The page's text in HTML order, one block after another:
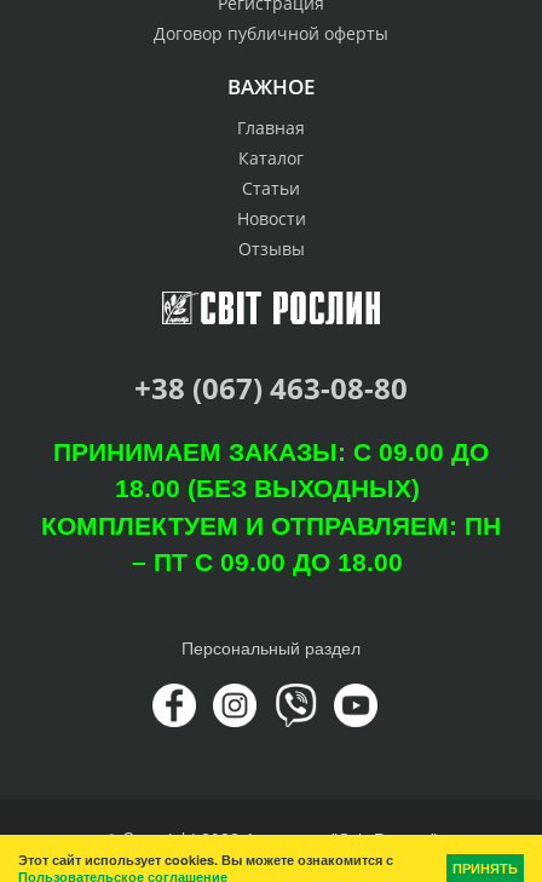
Договор публичной оферты
ВАЖНОЕ
Главная
Каталог
Статьи
Новости
Отзывы
+38 (067) 463-08-80
ПРИНИМАЕМ ЗАКАЗЫ: С 09.00 ДО
18.00 (БЕЗ ВЫХОДНЫХ)
КОМПЛЕКТУЕМ И ОТПРАВЛЯЕМ: ПН
– ПТ С 09.00 ДО 18.00
Персональный раздел
© Copyright 2022 Агроцентр "Світ Рослин"
Наверх
Этот сайт использует cookies. Вы можете ознакомится с
Пользовательское соглашение
ПРИНЯТЬ